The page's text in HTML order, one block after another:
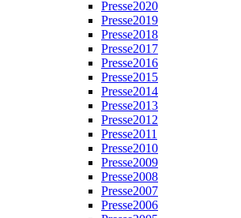
Presse2020
Presse2019
Presse2018
Presse2017
Presse2016
Presse2015
Presse2014
Presse2013
Presse2012
Presse2011
Presse2010
Presse2009
Presse2008
Presse2007
Presse2006